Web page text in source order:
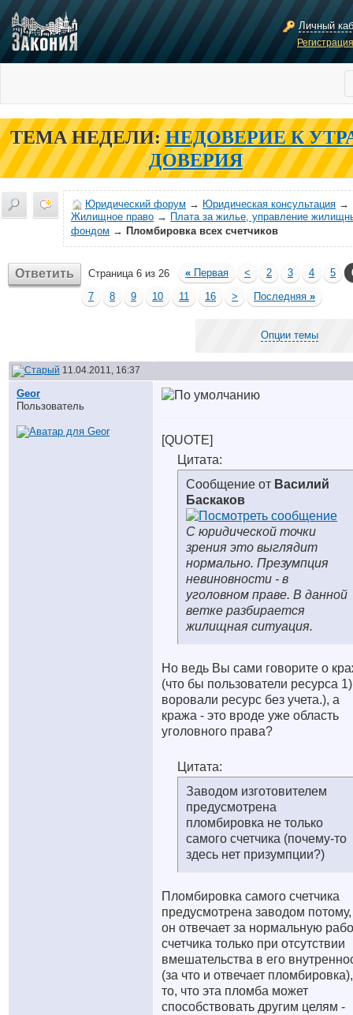
Личный
ТЕМА НЕДЕЛИ: НЕДОВЕРИЕ К
ДОВЕРИЯ
Юридический форум → Юридическая консультация →
Жилищное право → Плата за жилье, управление
фондом → Пломбировка всех счетчиков
Ответить Страница 6 из 26 « Первая < 2 3 4 5
7
8 9 10 11 16 > Последняя »
Опции темы
11.04.2011, 16:37
Geor
Пользователь
[QUOTE]
Цитата:
Сообщение от Василий
Баскаков
С юридической точки
зрения это выглядит
нормально. Презумпция
невиновности - в
уголовном праве. В данной
ветке разбирается
жилищная ситуация.
Но ведь Вы сами говорите о
(что бы пользователи ресурса
воровали ресурс без учета.), а
кража - это вроде уже область
уголовного права?
Цитата:
Заводом изготовителем
предусмотрена
пломбировка не только
самого счетчика (почему-то
здесь нет призумпции?)
Пломбировка самого счетчика
предусмотрена заводом потому,
он отвечает за нормальную
счетчика только при отсутствии
вмешательства в его
(за что и отвечает
то, что эта пломба может
способствовать другим целям -